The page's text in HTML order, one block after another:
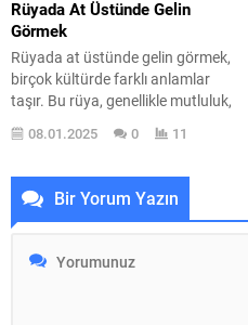
Rüyada At Üstünde Gelin
Görmek
Rüyada at üstünde gelin görmek,
birçok kültürde farklı anlamlar
taşır. Bu rüya, genellikle mutluluk,
başarı ve yeni başlangıçların
habercisi olarak yorumlanır.
bu görüntünün kendisine özel bir
mesaj taşıdığını düşünür. Rüyanın
detayları, içsel duyguların ve
yaşanan olayların bir yansıması
olarak kabul edilir. Örneğin, gelinin
08.01.2025 0 11
Bir Yorum Yazın